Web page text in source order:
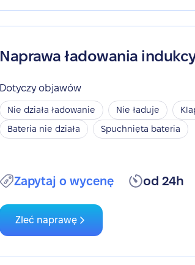
Naprawa ładowania
Dotyczy objawów
Nie działa ładowanie Nie ładuje
Bateria nie działa
Spuchnięta bateria
Zapytaj o wycenę od 24h
Zleć naprawę